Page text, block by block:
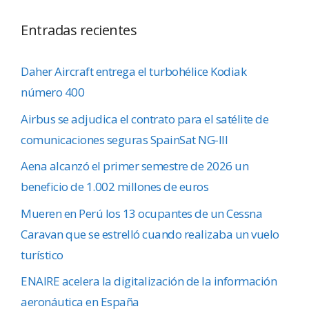
Entradas recientes
Daher Aircraft entrega el turbohélice Kodiak
número 400
Airbus se adjudica el contrato para el satélite de
comunicaciones seguras SpainSat NG-III
Aena alcanzó el primer semestre de 2026 un
beneficio de 1.002 millones de euros
Mueren en Perú los 13 ocupantes de un Cessna
Caravan que se estrelló cuando realizaba un vuelo
turístico
ENAIRE acelera la digitalización de la información
aeronáutica en España